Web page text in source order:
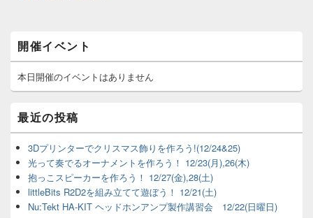
メ
イ
ン
サ
イ
バ
ー
ウ
ィ
ジ
ェ
ッ
開催イベント
本日開催のイベントはありません
最近の投稿
3Dプリンターでクリスマス飾りを作ろう!(12/24&25)
光って奏でるオーナメントを作ろう！ 12/23(月),26(木)
抱っこスピーカーを作ろう！ 12/27(金),28(土)
littleBits R2D2を組み立てて遊ぼう！ 12/21(土)
Nu:Tekt HA-KIT ヘッドホンアンプ製作講習会 12/22(日曜日)